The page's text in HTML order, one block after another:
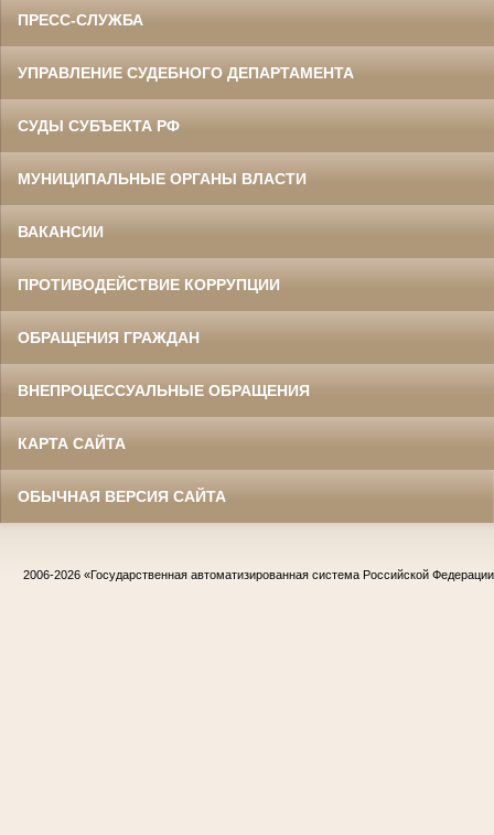
ПРЕСС-СЛУЖБА
УПРАВЛЕНИЕ СУДЕБНОГО ДЕПАРТАМЕНТА
СУДЫ СУБЪЕКТА РФ
МУНИЦИПАЛЬНЫЕ ОРГАНЫ ВЛАСТИ
ВАКАНСИИ
ПРОТИВОДЕЙСТВИЕ КОРРУПЦИИ
ОБРАЩЕНИЯ ГРАЖДАН
ВНЕПРОЦЕССУАЛЬНЫЕ ОБРАЩЕНИЯ
КАРТА САЙТА
ОБЫЧНАЯ ВЕРСИЯ САЙТА
2006-2026 «Государственная автоматизированная система Российской